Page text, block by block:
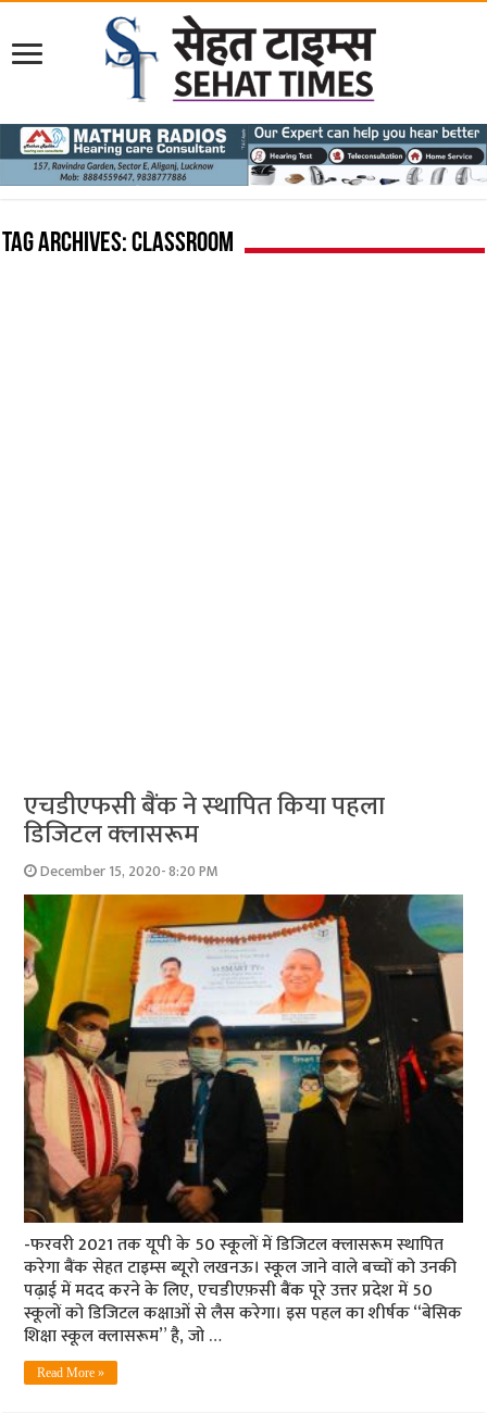
Tag Archives:classroom
एचडीएफसी बैंक ने स्‍थापित किया पहला
डिजिटल क्‍लासरूम
December 15, 2020- 8:20 PM
-फरवरी 2021 तक यूपी के 50 स्‍कूलों में डिजि‍टल क्‍लासरूम स्‍थापित
करेगा बैंक सेहत टाइम्‍स ब्‍यूरो लखनऊ। स्कूल जाने वाले बच्चों को उनकी
पढ़ाई में मदद करने के लिए, एचडीएफ़सी बैंक पूरे उत्तर प्रदेश में 50
स्कूलों को डिजिटल कक्षाओं से लैस करेगा। इस पहल का शीर्षक “बेसिक
शिक्षा स्कूल क्लासरूम” है, जो …
Read More »